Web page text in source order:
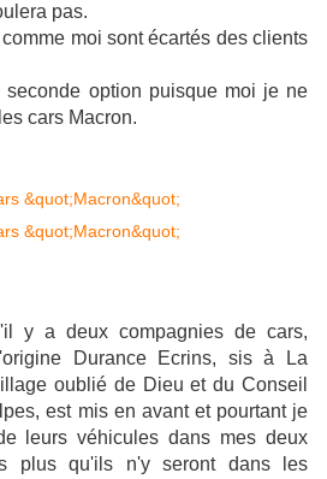
pas.
moi sont écartés des clients
seconde option puisque moi je ne
les cars Macron.
y a deux compagnies de cars,
Durance Ecrins, sis à La
oublié de Dieu et du Conseil
est mis en avant et pourtant je
leurs véhicules dans mes deux
plus qu'ils n'y seront dans les